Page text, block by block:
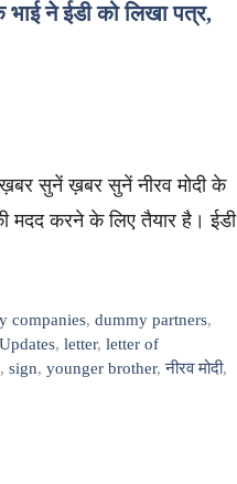
ने ईडी को लिखा पत्र,
सुनें ख़बर सुनें नीरव मोदी के
मदद करने के लिए तैयार है। ईडी
companies,dummy partners,
, letter, letter of
, sign, younger brother,नीरव मोदी,